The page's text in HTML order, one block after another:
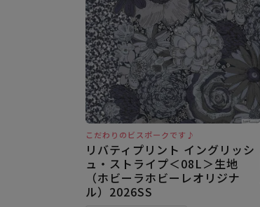
こだわりのビスポークです♪
リバティプリント イングリッシ
ュ・ストライプ＜08L＞生地
（ホビーラホビーレオリジナ
ル）2026SS